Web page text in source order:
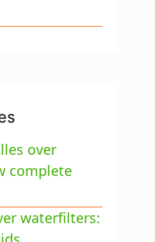
over
complete
waterfilters: